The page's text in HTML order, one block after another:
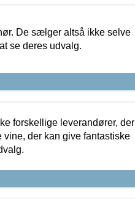
De sælger altså ikke selve
se deres udvalg.
forskellige leverandører, der
der kan give fantastiske